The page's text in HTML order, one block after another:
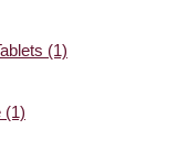
(1)
(1)